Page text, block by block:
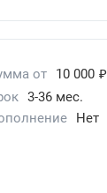
от 10 000 ₽
3-36 мес.
Нет